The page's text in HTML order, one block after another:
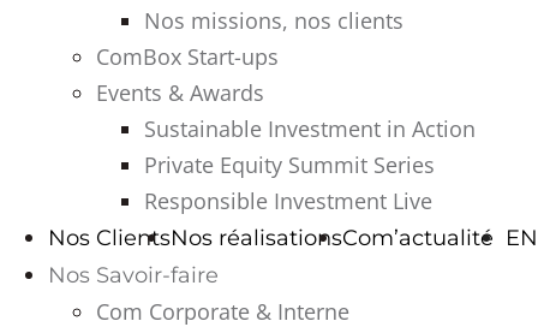
Nos missions, nos clients
ComBox Start-ups
Events & Awards
Sustainable Investment in Action
Private Equity Summit Series
Responsible Investment Live
Nos ClientsNos réalisationsCom’actualité EN
Nos Savoir-faire
Com Corporate & Interne